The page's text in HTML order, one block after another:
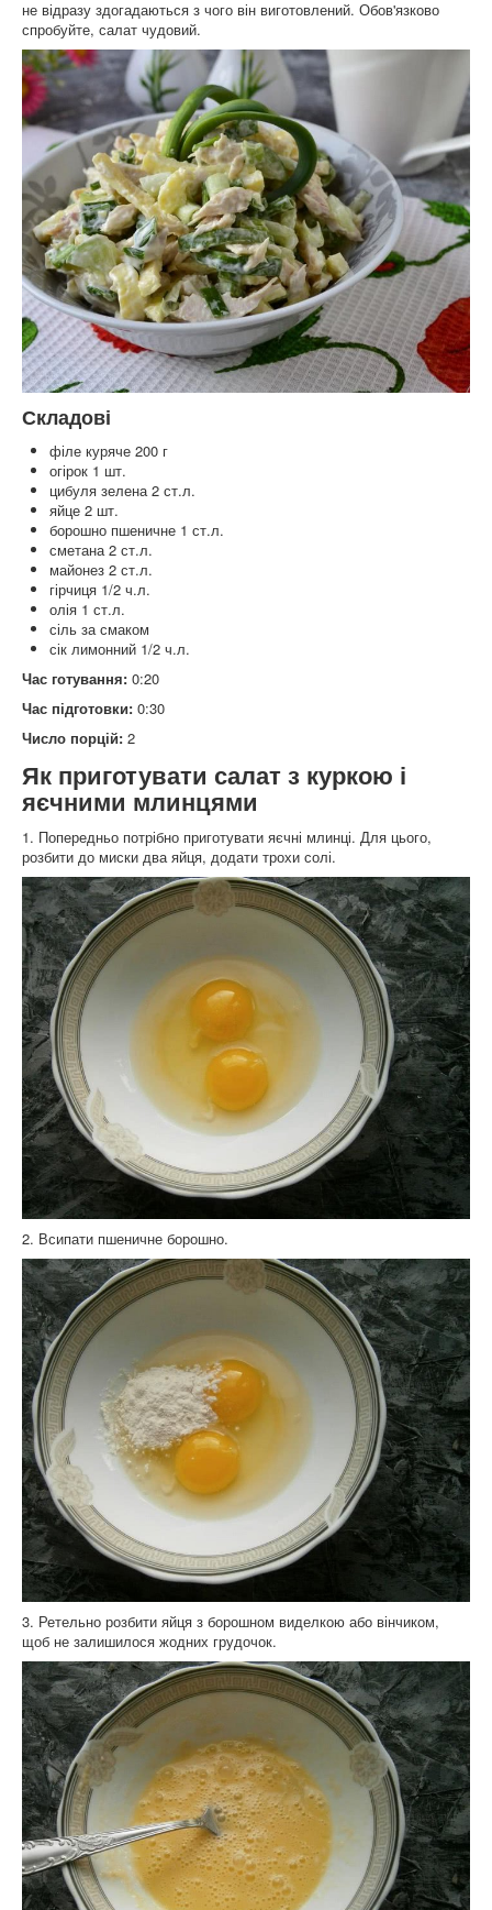
не відразу здогадаються з чого він виготовлений. Обов'язково
спробуйте, салат чудовий.
Складові
філе куряче 200 г
огірок 1 шт.
цибуля зелена 2 ст.л.
яйце 2 шт.
борошно пшеничне 1 ст.л.
сметана 2 ст.л.
майонез 2 ст.л.
гірчиця 1/2 ч.л.
олія 1 ст.л.
сіль за смаком
сік лимонний 1/2 ч.л.
Час готування: 0:20
Час підготовки: 0:30
Число порцій: 2
Як приготувати салат з куркою і
яєчними млинцями
1. Попередньо потрібно приготувати яєчні млинці. Для цього,
розбити до миски два яйця, додати трохи солі.
2. Всипати пшеничне борошно.
3. Ретельно розбити яйця з борошном виделкою або вінчиком,
щоб не залишилося жодних грудочок.